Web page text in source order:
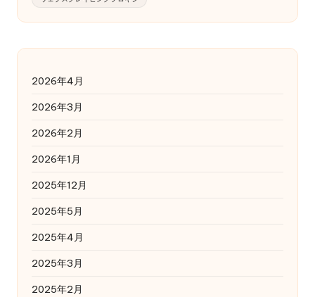
2026年4月
2026年3月
2026年2月
2026年1月
2025年12月
2025年5月
2025年4月
2025年3月
2025年2月